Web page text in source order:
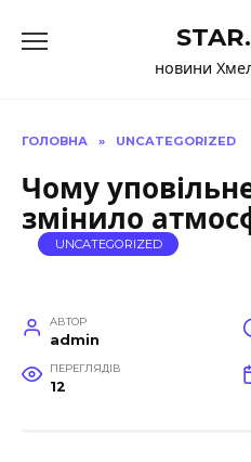
до
новини
ГОЛОВНА » UNCATEGORIZED
Чому
змінило
UNCATEGORIZED
АВТОР
admin
ПЕРЕГЛЯДІВ
12